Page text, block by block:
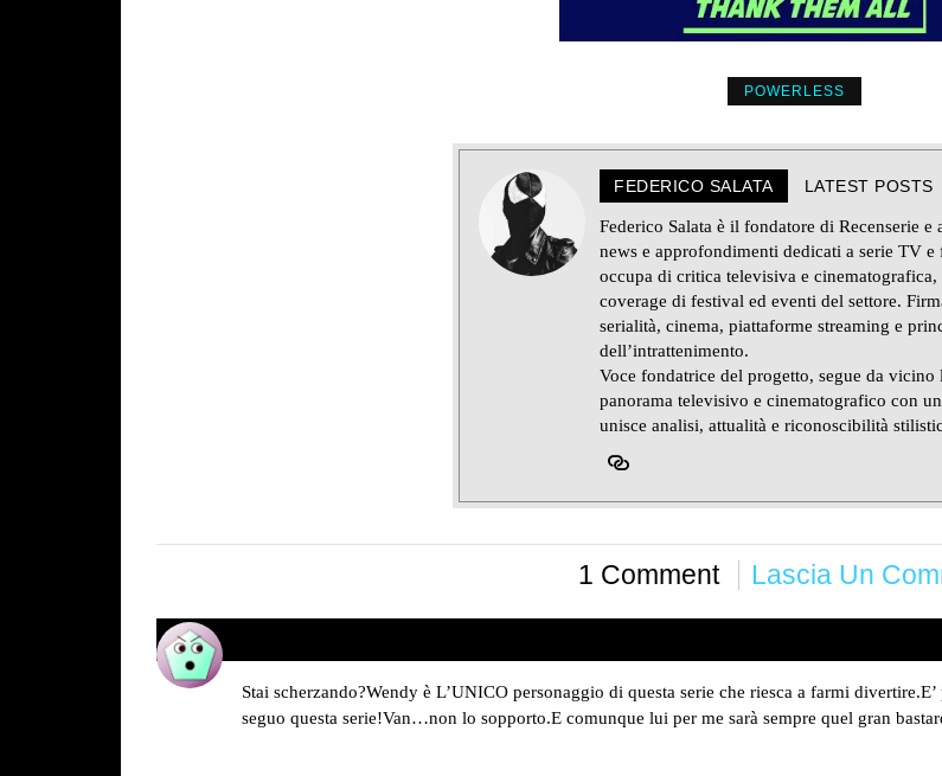
POWERLESS
FEDERICO SALATA LATEST POSTS
Federico Salata è il fondatore di Recenserie e
news e approfondimenti dedicati a serie TV e
occupa di critica televisiva e cinematografica,
coverage di festival ed eventi del settore.
serialità, cinema, piattaforme streaming e
dell’intrattenimento.
Voce fondatrice del progetto, segue da vicino
panorama televisivo e cinematografico con
unisce analisi, attualità e riconoscibilità
1 Comment Lascia Un
Stai scherzando?Wendy è L’UNICO personaggio di questa serie che riesca a farmi
seguo questa serie!Van…non lo sopporto.E comunque lui per me sarà sempre quel gran